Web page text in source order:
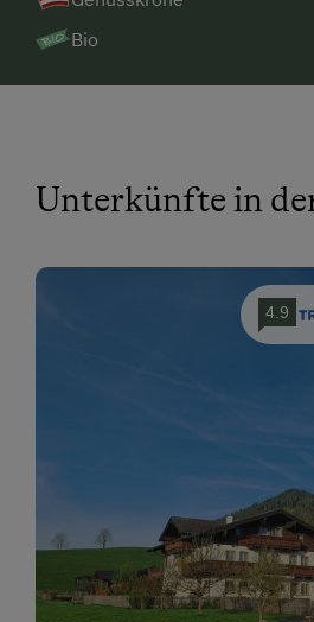
Bio
Unterkünfte in
4.9